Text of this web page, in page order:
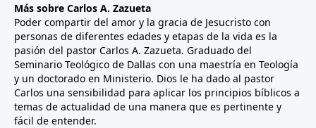
Más sobre Carlos A. Zazueta
Poder compartir del amor y la gracia de Jesucristo con
personas de diferentes edades y etapas de la vida es la
pasión del pastor Carlos A. Zazueta. Graduado del
Seminario Teológico de Dallas con una maestría en Teología
y un doctorado en Ministerio. Dios le ha dado al pastor
Carlos una sensibilidad para aplicar los principios bíblicos a
temas de actualidad de una manera que es pertinente y
fácil de entender.